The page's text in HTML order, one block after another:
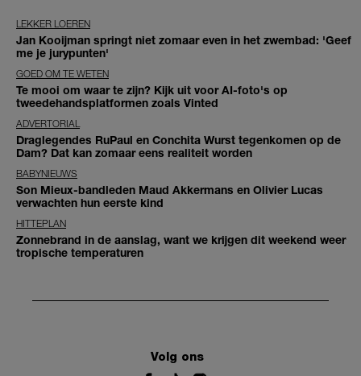
LEKKER LOEREN
Jan Kooijman springt niet zomaar even in het zwembad: 'Geef
me je jurypunten'
GOED OM TE WETEN
Te mooi om waar te zijn? Kijk uit voor AI-foto's op
tweedehandsplatformen zoals Vinted
ADVERTORIAL
Draglegendes RuPaul en Conchita Wurst tegenkomen op de
Dam? Dat kan zomaar eens realiteit worden
BABYNIEUWS
Son Mieux-bandleden Maud Akkermans en Olivier Lucas
verwachten hun eerste kind
HITTEPLAN
Zonnebrand in de aanslag, want we krijgen dit weekend weer
tropische temperaturen
Volg ons